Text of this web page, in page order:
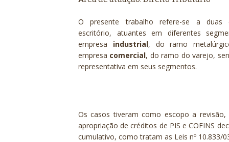
O presente trabalho refere-se a duas
escritório, atuantes em diferentes
empresa industrial, do ramo
empresa comercial, do ramo do varejo,
representativa em seus segmentos.
Os casos tiveram como escopo a
apropriação de créditos de PIS e COFINS
cumulativo, como tratam as Leis nº 10.833/